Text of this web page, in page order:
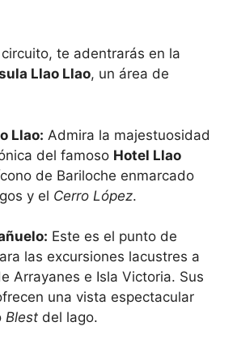
te adentrarás en la
Llao Llao, un área de
Llao: Admira la majestuosidad
del famoso Hotel Llao
de Bariloche enmarcado
y el Cerro López.
Este es el punto de
las excursiones lacustres a
Arrayanes e Isla Victoria. Sus
una vista espectacular
Blest del lago.